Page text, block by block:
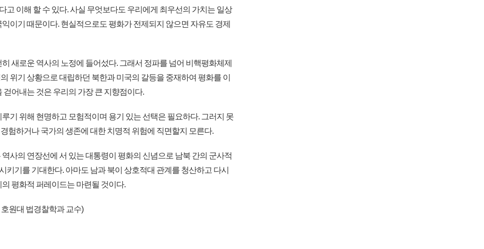
고 이해 할 수 있다. 사실 무엇보다도 우리에게 최우선의 가치는 일상
이기 때문이다. 현실적으로도 평화가 전제되지 않으면 자유도 경제
새로운 역사의 노정에 들어섰다. 그래서 정파를 넘어 비핵평화체제
위기 상황으로 대립하던 북한과 미국의 갈등을 중재하여 평화를 이
걷어내는 것은 우리의 가장 큰 지향점이다.
기 위해 현명하고 모험적이며 용기 있는 선택은 필요하다. 그러지 못
험하거나 국가의 생존에 대한 치명적 위험에 직면할지 모른다.
사의 연장선에 서 있는 대통령이 평화의 신념으로 남북 간의 군사적
키기를 기대한다. 아마도 남과 북이 상호적대 관계를 청산하고 다시
평화적 퍼레이드는 마련될 것이다.
원대 법경찰학과 교수)